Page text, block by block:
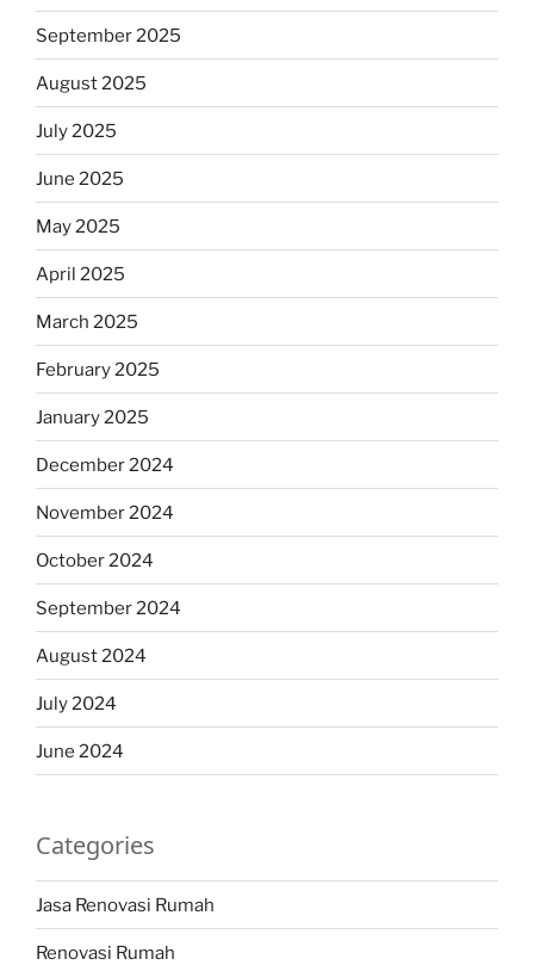
September 2025
August 2025
July 2025
June 2025
May 2025
April 2025
March 2025
February 2025
January 2025
December 2024
November 2024
October 2024
September 2024
August 2024
July 2024
June 2024
Categories
Jasa Renovasi Rumah
Renovasi Rumah